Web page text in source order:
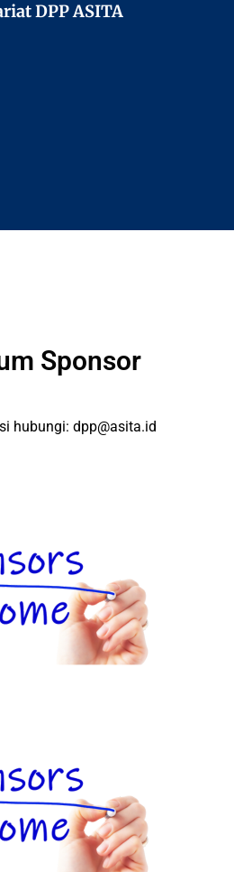
DPP ASITA
Sponsor
hubungi: dpp@asita.id